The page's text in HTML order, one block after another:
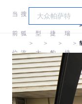
当
前
位
置:
搜
狐
汽
车
＞
车
型
大
全
＞
捷
豹
＞
奇
瑞
捷
豹
＞